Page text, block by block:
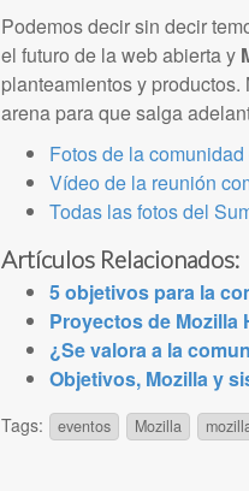
Podemos decir sin decir
el futuro de la web abierta y
planteamientos y
arena para que salga
Fotos de la
Vídeo de la reunión
Todas las fotos del
Artículos Relacionados:
5 objetivos para la
Proyectos de Mozilla
¿Se valora a la
Objetivos, Mozilla y
Tags: eventos Mozilla